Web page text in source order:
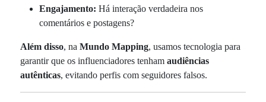
Engajamento: Há interação verdadeira nos
comentários e postagens?
Além disso, naMundo Mapping, usamos tecnologia para
garantir que os influenciadores tenhamaudiências
autênticas, evitando perfis com seguidores falsos.